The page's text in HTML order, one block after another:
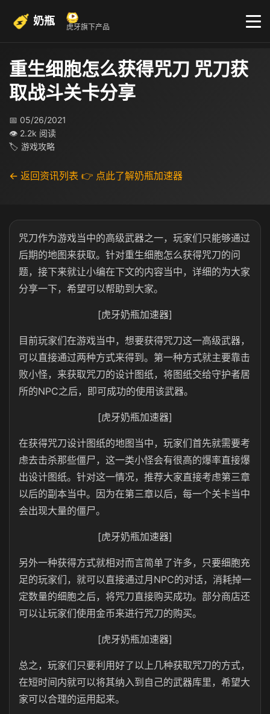
奶瓶 虎牙旗下产品
重生细胞怎么获得咒刀 咒刀获
取战斗关卡分享
📅 05/26/2021
👁 2.2k 阅读
🏷 游戏攻略
← 返回资讯列表 👉 点此了解奶瓶加速器
咒刀作为游戏当中的高级武器之一，玩家们只能够通过
后期的地图来获取。针对重生细胞怎么获得咒刀的问
题，接下来就让小编在下文的内容当中，详细的为大家
分享一下，希望可以帮助到大家。
[虎牙奶瓶加速器]
目前玩家们在游戏当中，想要获得咒刀这一高级武器，
可以直接通过两种方式来得到。第一种方式就主要靠击
败小怪，来获取咒刀的设计图纸，将图纸交给守护者居
所的NPC之后，即可成功的使用该武器。
[虎牙奶瓶加速器]
在获得咒刀设计图纸的地图当中，玩家们首先就需要考
虑去击杀那些僵尸，这一类小怪会有很高的爆率直接爆
出设计图纸。针对这一情况，推荐大家直接考虑第三章
以后的副本当中。因为在第三章以后，每一个关卡当中
会出现大量的僵尸。
[虎牙奶瓶加速器]
另外一种获得方式就相对而言简单了许多，只要细胞充
足的玩家们，就可以直接通过月NPC的对话，消耗掉一
定数量的细胞之后，将咒刀直接购买成功。部分商店还
可以让玩家们使用金币来进行咒刀的购买。
[虎牙奶瓶加速器]
总之，玩家们只要利用好了以上几种获取咒刀的方式，
在短时间内就可以将其纳入到自己的武器库里，希望大
家可以合理的运用起来。